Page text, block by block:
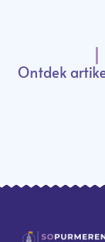
Ontdek